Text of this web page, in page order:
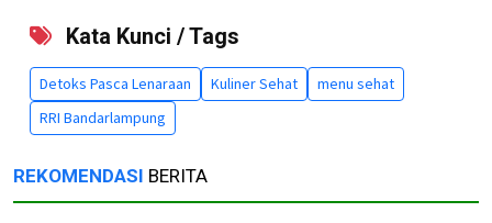
Kata Kunci / Tags
Detoks Pasca Lenaraan Kuliner Sehat
menu sehat
RRI Bandarlampung
REKOMENDASI BERITA